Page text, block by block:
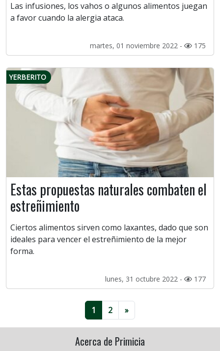
Las infusiones, los vahos o algunos alimentos juegan
a favor cuando la alergia ataca.
martes, 01 noviembre 2022 - 175
YERBERITO
Estas propuestas naturales combaten el
estreñimiento
Ciertos alimentos sirven como laxantes, dado que son
ideales para vencer el estreñimiento de la mejor
forma.
lunes, 31 octubre 2022 - 177
1 2 »
Acerca de Primicia